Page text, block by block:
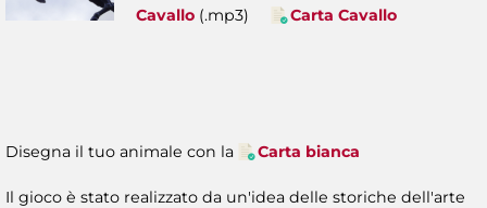
Cavallo (.mp3) Carta Cavallo
Disegna il tuo animale con la Carta bianca
Il gioco è stato realizzato da un'idea delle storiche dell'arte